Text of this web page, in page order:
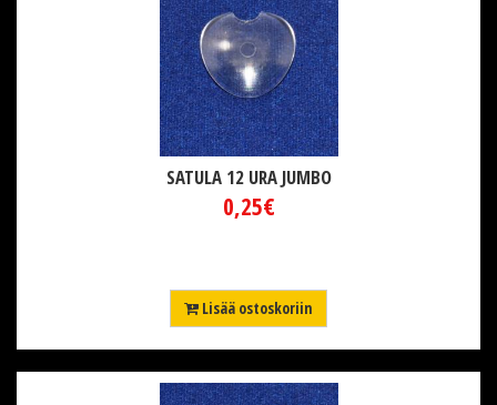
SATULA 12 URA JUMBO
0,25€
Lisää ostoskoriin